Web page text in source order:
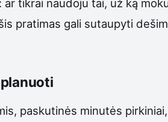
tikrai naudoju tai, už ką
pratimas gali sutaupyti
paskutinės minutės